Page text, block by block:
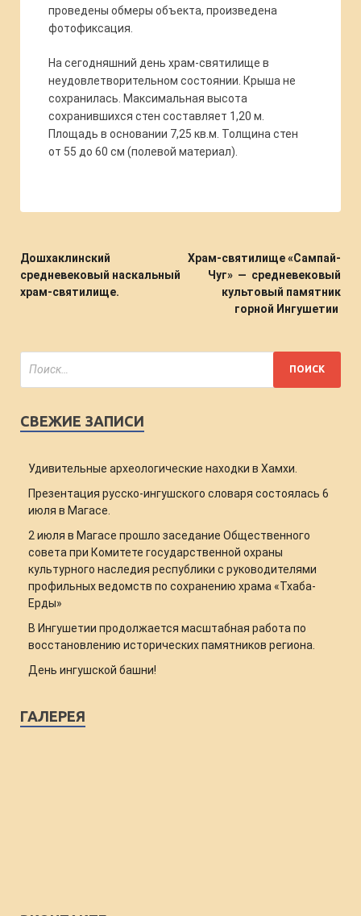
проведены обмеры объекта, произведена
фотофиксация.
На сегодняшний день храм-святилище в
неудовлетворительном состоянии. Крыша не
сохранилась. Максимальная высота
сохранившихся стен составляет 1,20 м.
Площадь в основании 7,25 кв.м. Толщина стен
от 55 до 60 см (полевой материал).
Дошхаклинский
средневековый наскальный
храм-святилище.
Храм-святилище «Сампай-
Чуг» — средневековый
культовый памятник
горной Ингушетии
СВЕЖИЕ ЗАПИСИ
Удивительные археологические находки в Хамхи.
Презентация русско-ингушского словаря состоялась 6
июля в Магасе.
2 июля в Магасе прошло заседание Общественного
совета при Комитете государственной охраны
культурного наследия республики с руководителями
профильных ведомств по сохранению храма «Тхаба-
Ерды»
В Ингушетии продолжается масштабная работа по
восстановлению исторических памятников региона.
День ингушской башни!
ГАЛЕРЕЯ